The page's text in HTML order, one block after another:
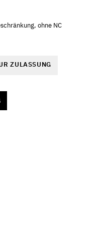
ohne NC
ZULASSUNG